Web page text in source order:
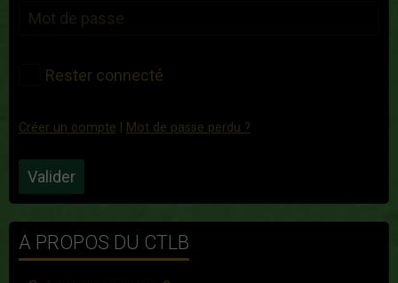
Rester connecté
Créer un compte Mot de passe perdu ?
Valider
A PROPOS DU CTLB